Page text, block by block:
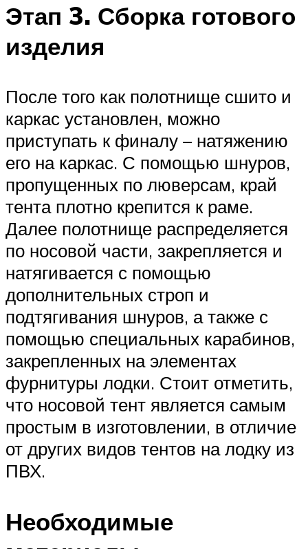
Этап 3. Сборка готового
изделия
После того как полотнище сшито и
каркас установлен, можно
приступать к финалу – натяжению
его на каркас. С помощью шнуров,
пропущенных по люверсам, край
тента плотно крепится к раме.
Далее полотнище распределяется
по носовой части, закрепляется и
натягивается с помощью
дополнительных строп и
подтягивания шнуров, а также с
помощью специальных карабинов,
закрепленных на элементах
фурнитуры лодки. Стоит отметить,
что носовой тент является самым
простым в изготовлении, в отличие
от других видов тентов на лодку из
ПВХ.
Необходимые